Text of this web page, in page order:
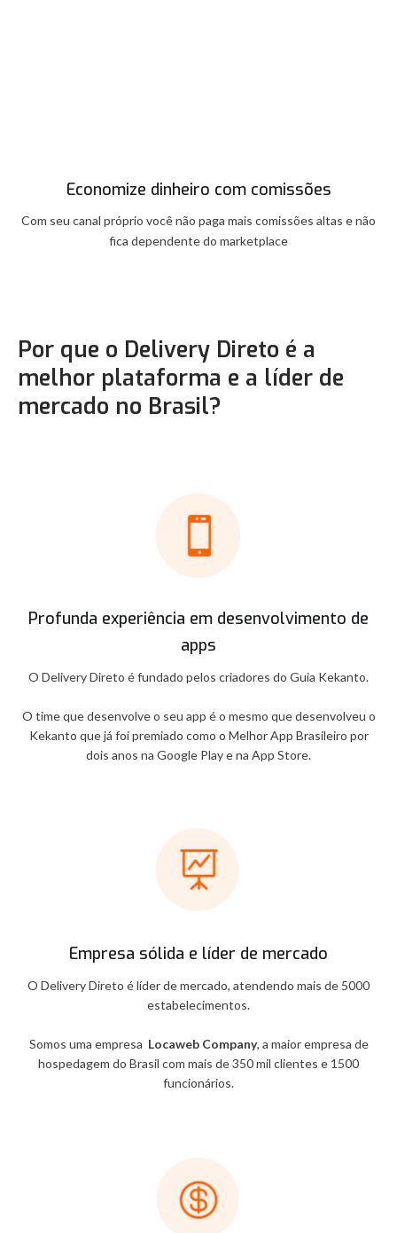
Economize dinheiro com comissões
Com seu canal próprio você não paga mais comissões altas e não
fica dependente do marketplace
Por que o Delivery Direto é a
melhor plataforma e a líder de
mercado no Brasil?
Profunda experiência em desenvolvimento de
apps
O Delivery Direto é fundado pelos criadores do Guia Kekanto.
O time que desenvolve o seu app é o mesmo que desenvolveu o
Kekanto que já foi premiado como o Melhor App Brasileiro por
dois anos na Google Play e na App Store.
Empresa sólida e líder de mercado
O Delivery Direto é líder de mercado, atendendo mais de 5000
estabelecimentos.
Somos uma empresa Locaweb Company, a maior empresa de
hospedagem do Brasil com mais de 350 mil clientes e 1500
funcionários.